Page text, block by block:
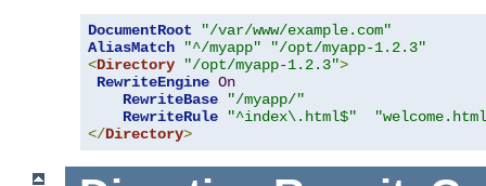
DocumentRoot
"/var/www/example.com"
AliasMatch
"^/myapp"
"/opt/myapp-1.2.3"
<Directory "/opt/myapp-1.2.3">
RewriteEngine On
RewriteBase
"/myapp/"
RewriteRule
"^index\.html$"
</Directory>